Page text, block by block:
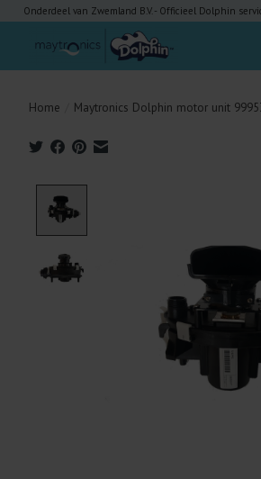
Onderdeel van Zwemland B.V. - Officieel Dolphin
Home Maytronics Dolphin motor unit